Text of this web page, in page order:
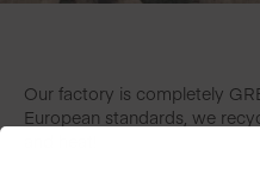
Our factory is completely
European standards, we